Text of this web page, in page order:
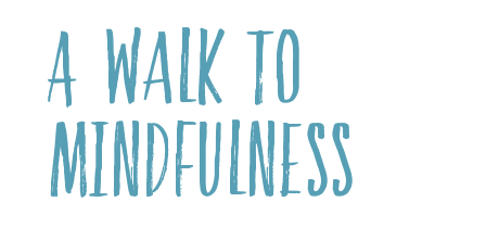
A Walk to
Mindfulness